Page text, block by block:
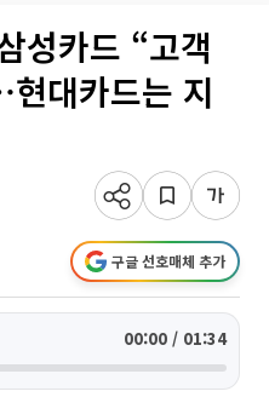
성카드 “고객
대카드는 지
구글 선호매체 추가
00:00 / 01:34